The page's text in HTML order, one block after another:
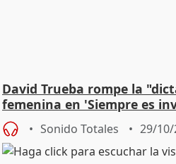
David Trueba rompe la
femenina en 'Siempre es
Sonido Totales 29/10/